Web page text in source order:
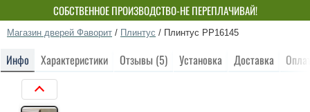
СОБСТВЕННОЕ ПРОИЗВОДСТВО-НЕ ПЕРЕПЛАЧИВАЙ!
Магазин дверей Фаворит / Плинтус / Плинтус РР16145
Инфо Характеристики Отзывы (5) Установка Доставка